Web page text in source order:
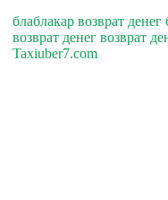
блаблакар возврат
возврат денег возврат
Taxiuber7.com